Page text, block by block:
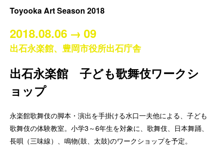
Toyooka Art Season 2018
2018.08.06 → 09
出石永楽館、豊岡市役所出石庁舎
出石永楽館 子ども歌舞伎ワークシ
ョップ
永楽館歌舞伎の脚本・演出を手掛ける水口一夫他による、子ども
歌舞伎の体験教室。小学3～6年生を対象に、歌舞伎、日本舞踊、
長唄（三味線）、鳴物(鼓、太鼓)のワークショップを予定。